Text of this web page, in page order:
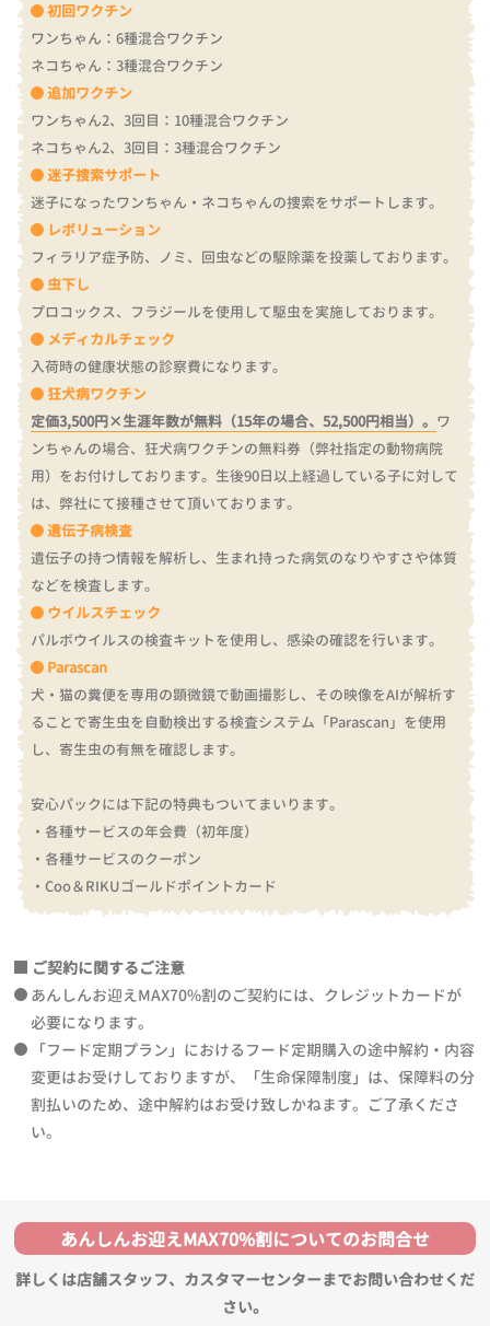
初回ワクチン
ワンちゃん：6種混合ワクチン
ネコちゃん：3種混合ワクチン
追加ワクチン
ワンちゃん2、3回目：10種混合ワクチン
ネコちゃん2、3回目：3種混合ワクチン
迷子捜索サポート
迷子になったワンちゃん・ネコちゃんの捜索をサポートします。
レボリューション
フィラリア症予防、ノミ、回虫などの駆除薬を投薬しております。
虫下し
プロコックス、フラジールを使用して駆虫を実施しております。
メディカルチェック
入荷時の健康状態の診察費になります。
狂犬病ワクチン
定価3,500円×生涯年数が無料（15年の場合、52,500円相当）。 ワ
ンちゃんの場合、狂犬病ワクチンの無料券（弊社指定の動物病院
用）をお付けしております。 生後90日以上経過している子に対して
は、弊社にて接種させて頂いております。
遺伝子病検査
遺伝子の持つ情報を解析し、生まれ持った病気のなりやすさや体質
などを検査します。
ウイルスチェック
パルボウイルスの検査キットを使用し、感染の確認を行います。
Parascan
犬・猫の糞便を専用の顕微鏡で動画撮影し、その映像をAIが解析す
ることで寄生虫を自動検出する検査システム「Parascan」を使用
し、寄生虫の有無を確認します。
安心パックには下記の特典もついてまいります。
・各種サービスの年会費（初年度）
・各種サービスのクーポン
・Coo＆RIKUゴールドポイントカード
ご契約に関するご注意
あんしんお迎えMAX70%割のご契約には、クレジットカードが
必要になります。
「フード定期プラン」におけるフード定期購入の途中解約・内容
変更はお受けしておりますが、「生命保障制度」は、保障料の分
割払いのため、途中解約はお受け致しかねます。ご了承くださ
い。
あんしんお迎えMAX70%割についてのお問合せ
詳しくは店舗スタッフ、カスタマーセンターまでお問い合わせくだ
さい。